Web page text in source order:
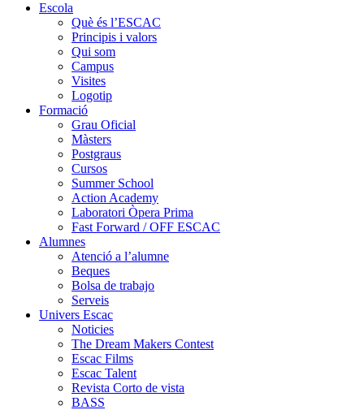
Escola
Què és l’ESCAC
Principis i valors
Qui som
Campus
Visites
Logotip
Formació
Grau Oficial
Màsters
Postgraus
Cursos
Summer School
Action Academy
Laboratori Òpera Prima
Fast Forward / OFF ESCAC
Alumnes
Atenció a l’alumne
Beques
Bolsa de trabajo
Serveis
Univers Escac
Noticies
The Dream Makers Contest
Escac Films
Escac Talent
Revista Corto de vista
BASS